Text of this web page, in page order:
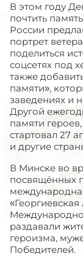
В этом году
почтить
России
портрет
поделиться
соцсетях под
также
памяти»,
заведениях и
Другой
памяти
стартовал 27
и другие
В Минске во
посвящённых
раздавали
героизма,
Победителей.